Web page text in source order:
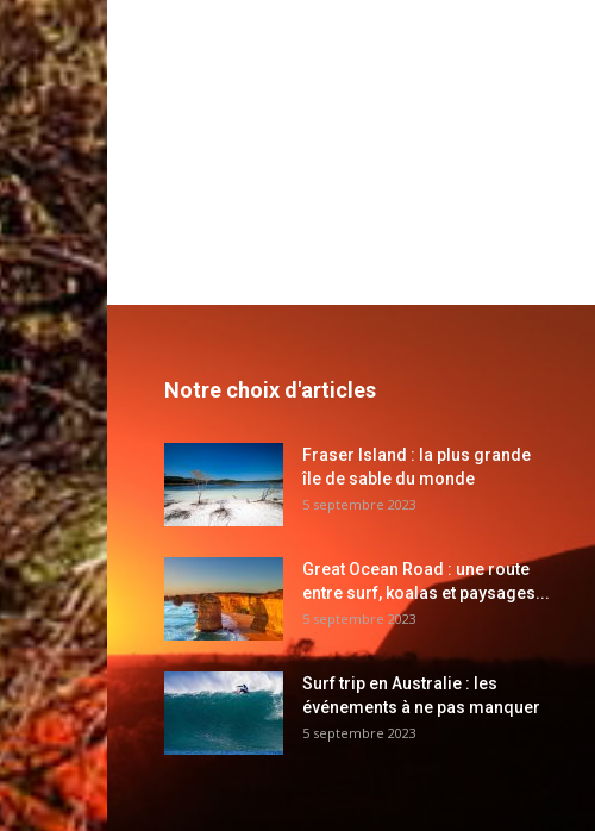
Notre choix d'articles
Fraser Island : la plus grande
île de sable du monde
5 septembre 2023
Great Ocean Road : une route
entre surf, koalas et paysages...
5 septembre 2023
Surf trip en Australie : les
événements à ne pas manquer
5 septembre 2023